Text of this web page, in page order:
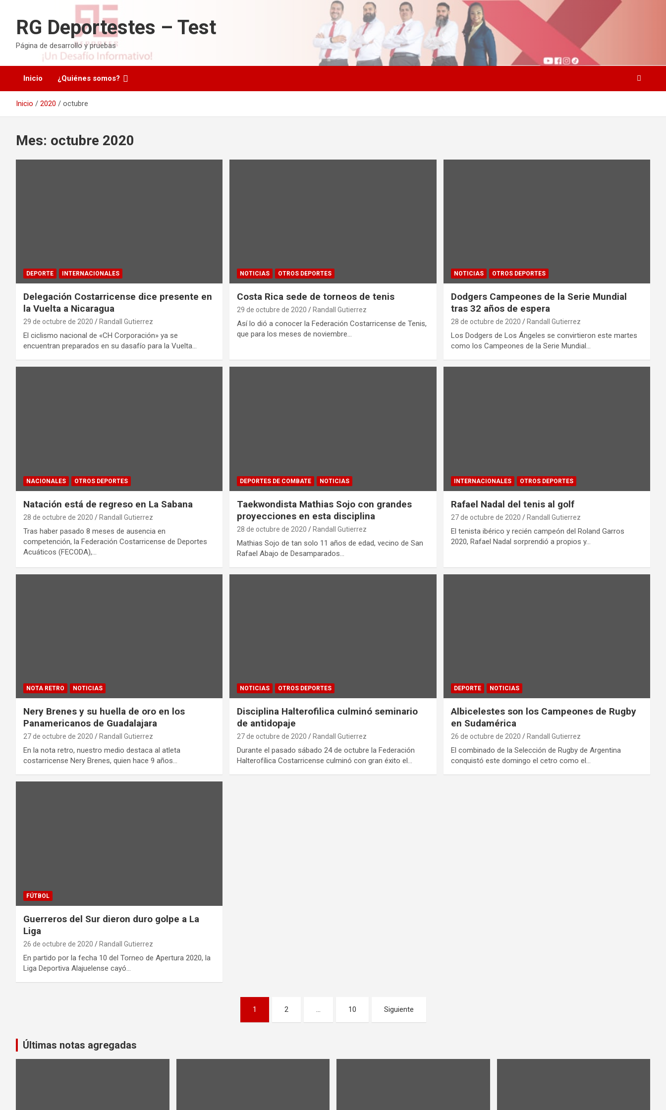
contenidoRG Deportestes – Test
Página de desarrollo y pruebas
Inicio ¿Quiénes somos?
Inicio 2020 octubre
Mes: octubre 2020
DEPORTE INTERNACIONALES
Delegación Costarricense dice presente en
la Vuelta a Nicaragua
29 de octubre de 2020 Randall Gutierrez
El ciclismo nacional de «CH Corporación» ya se
encuentran preparados en su dasafío para la Vuelta…
NOTICIAS OTROS DEPORTES
Costa Rica sede de torneos de tenis
29 de octubre de 2020 Randall Gutierrez
Así lo dió a conocer la Federación Costarricense de Tenis,
que para los meses de noviembre…
NOTICIAS OTROS DEPORTES
Dodgers Campeones de la Serie Mundial
tras 32 años de espera
28 de octubre de 2020 Randall Gutierrez
Los Dodgers de Los Ángeles se convirtieron este martes
como los Campeones de la Serie Mundial…
NACIONALES OTROS DEPORTES
Natación está de regreso en La Sabana
28 de octubre de 2020 Randall Gutierrez
Tras haber pasado 8 meses de ausencia en
competención, la Federación Costarricense de Deportes
Acuáticos (FECODA),…
DEPORTES DE COMBATE NOTICIAS
Taekwondista Mathias Sojo con grandes
proyecciones en esta disciplina
28 de octubre de 2020 Randall Gutierrez
Mathias Sojo de tan solo 11 años de edad, vecino de San
Rafael Abajo de Desamparados…
INTERNACIONALES OTROS DEPORTES
Rafael Nadal del tenis al golf
27 de octubre de 2020 Randall Gutierrez
El tenista ibérico y recién campeón del Roland Garros
2020, Rafael Nadal sorprendió a propios y…
NOTA RETRO NOTICIAS
Nery Brenes y su huella de oro en los
Panamericanos de Guadalajara
27 de octubre de 2020 Randall Gutierrez
En la nota retro, nuestro medio destaca al atleta
costarricense Nery Brenes, quien hace 9 años…
NOTICIAS OTROS DEPORTES
Disciplina Halterofilica culminó seminario
de antidopaje
27 de octubre de 2020 Randall Gutierrez
Durante el pasado sábado 24 de octubre la Federación
Halterofílica Costarricense culminó con gran éxito el…
DEPORTE NOTICIAS
Albicelestes son los Campeones de Rugby
en Sudamérica
26 de octubre de 2020 Randall Gutierrez
El combinado de la Selección de Rugby de Argentina
conquistó este domingo el cetro como el…
FÚTBOL
Guerreros del Sur dieron duro golpe a La
Liga
26 de octubre de 2020 Randall Gutierrez
En partido por la fecha 10 del Torneo de Apertura 2020, la
Liga Deportiva Alajuelense cayó…
entradas
1 2 10 Siguiente
Últimas notas agregadas